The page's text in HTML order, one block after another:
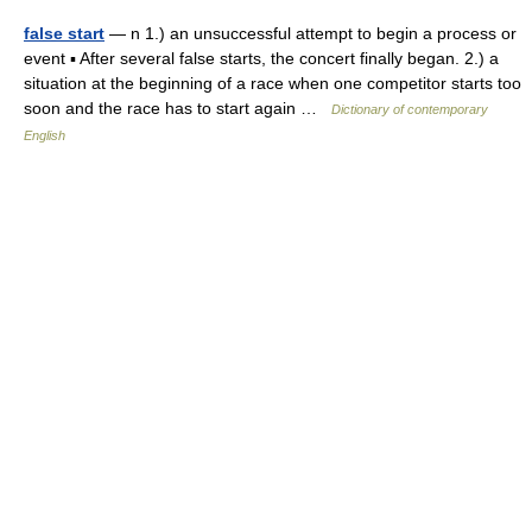
false start — n 1.) an unsuccessful attempt to begin a process or
event ▪ After several false starts, the concert finally began. 2.) a
situation at the beginning of a race when one competitor starts too
soon and the race has to start again …
Dictionary of contemporary
English